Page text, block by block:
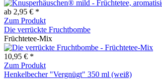
ab 2,95 € *
Zum Produkt
Die verrückte Fruchtbombe
Früchtetee-Mix
10,95 € *
Zum Produkt
Henkelbecher "Vergnügt" 350 ml (weiß)